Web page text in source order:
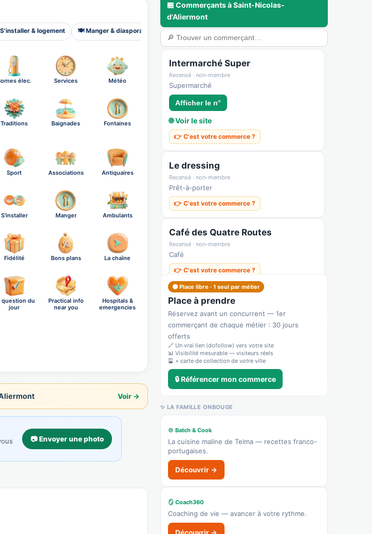
& logement 🍽️ Manger & diaspora 💼 Pros & nous rejoindre 🃏 Cartes &
élec. Services Météo
Traditions Baignades Fontaines
Sport Associations Antiquaires
S'installer Manger Ambulants
Fidélité Bons plans La chaîne
question du
jour
Practical info
near you
Hospitals &
emergencies
Voir →
📷 Envoyer une photo
🏪 Commerçants à Saint-Nicolas-
d'Aliermont
Intermarché Super
Recensé · non-membre
Supermarché
Afficher le n°
🌐 Voir le site
👉 C'est votre commerce ?
Le dressing
Recensé · non-membre
Prêt-à-porter
👉 C'est votre commerce ?
Café des Quatre Routes
Recensé · non-membre
Café
👉 C'est votre commerce ?
🟠 Place libre · 1 seul par métier
Place à prendre
Réservez avant un concurrent — 1er
commerçant de chaque métier : 30 jours
offerts
🔗 Un vrai lien (dofollow) vers votre site
📊 Visibilité mesurable — visiteurs réels
🎴 + carte de collection de votre ville
🔒 Référencer mon commerce
✨ LA FAMILLE ONBOUGE
🍲 Batch & Cook
La cuisine maline de Telma — recettes franco-
portugaises.
Découvrir →
🪞 Coach360
Coaching de vie — avancer à votre rythme.